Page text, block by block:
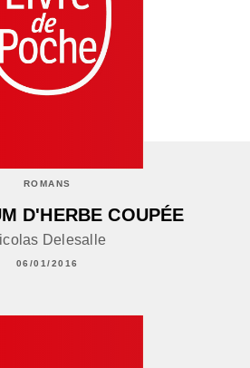
ROMANS
D'HERBE COUPÉE
Delesalle
06/01/2016